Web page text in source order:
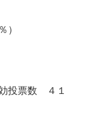
票数 ４１